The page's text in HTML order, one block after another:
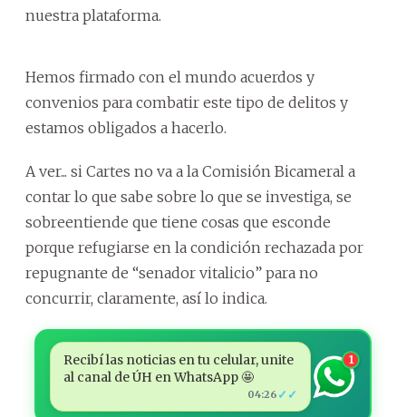
nuestra plataforma.
Hemos firmado con el mundo acuerdos y
convenios para combatir este tipo de delitos y
estamos obligados a hacerlo.
A ver... si Cartes no va a la Comisión Bicameral a
contar lo que sabe sobre lo que se investiga, se
sobreentiende que tiene cosas que esconde
porque refugiarse en la condición rechazada por
repugnante de “senador vitalicio” para no
concurrir, claramente, así lo indica.
Recibí las noticias en tu celular, unite
al canal de ÚH en WhatsApp 🤩
04:26 ✓✓
1